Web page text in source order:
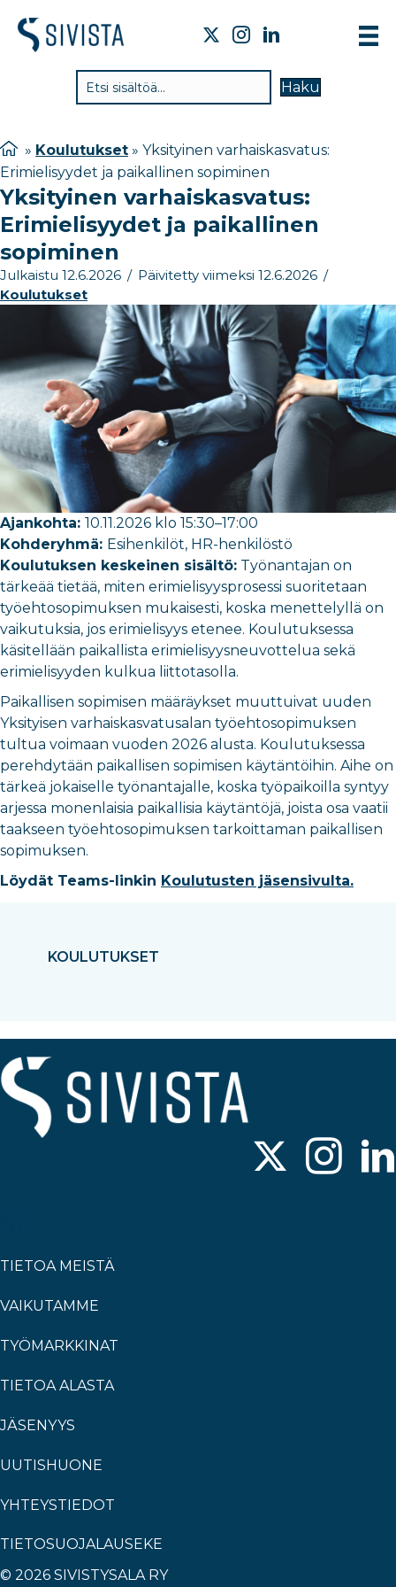
Haku
KOULUTUKSET
» Koulutukset » Yksityinen varhaiskasvatus:
Erimielisyydet ja paikallinen sopiminen
Yksityinen varhaiskasvatus:
Erimielisyydet ja paikallinen
sopiminen
Julkaistu 12.6.2026 / Päivitetty viimeksi 12.6.2026 /
Koulutukset
Ajankohta: 10.11.2026 klo 15:30–17:00
Kohderyhmä: Esihenkilöt, HR-henkilöstö
Koulutuksen keskeinen sisältö: Työnantajan on
tärkeää tietää, miten erimielisyysprosessi suoritetaan
työehtosopimuksen mukaisesti, koska menettelyllä on
vaikutuksia, jos erimielisyys etenee. Koulutuksessa
käsitellään paikallista erimielisyysneuvottelua sekä
erimielisyyden kulkua liittotasolla.
Paikallisen sopimisen määräykset muuttuivat uuden
Yksityisen varhaiskasvatusalan työehtosopimuksen
tultua voimaan vuoden 2026 alusta. Koulutuksessa
perehdytään paikallisen sopimisen käytäntöihin. Aihe on
tärkeä jokaiselle työnantajalle, koska työpaikoilla syntyy
arjessa monenlaisia paikallisia käytäntöjä, joista osa vaatii
taakseen työehtosopimuksen tarkoittaman paikallisen
sopimuksen.
Löydät Teams-linkin Koulutusten jäsensivulta.
TIETOA MEISTÄ
VAIKUTAMME
TYÖMARKKINAT
TIETOA ALASTA
JÄSENYYS
UUTISHUONE
YHTEYSTIEDOT
TIETOSUOJALAUSEKE
© 2026 SIVISTYSALA RY